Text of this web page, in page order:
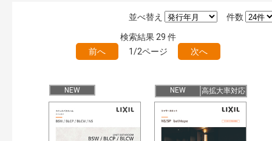
旧版（WEBカタログ）
キーワード検索（あいまい）
目次も検索 検 索
まずはここから（36）
施工イメージ・アイデア集（29）
件数
並べ替え
検索結果 29 件
前へ
1/2ページ 次へ
NEW NEW 高拡大率対応